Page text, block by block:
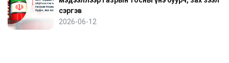
сэргэв
2026-06-12